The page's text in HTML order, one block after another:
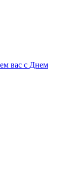
вас с Днем